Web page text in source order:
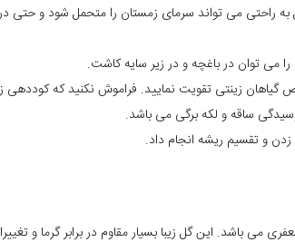
زینتی تقویت نمایید. فراموش نکنید که
ساقه و لکه برگی می باشد.
زدن و تقسیم ریشه انجام داد.
می باشد. این گل زیبا بسیار مقاوم در برابر گرما و